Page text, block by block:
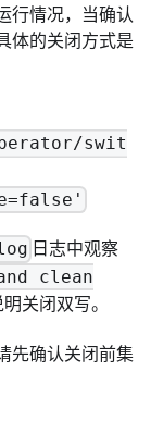
行情况，当确认
体的关闭方式是
swit
日志中观察
clean
关闭双写。
先确认关闭前集